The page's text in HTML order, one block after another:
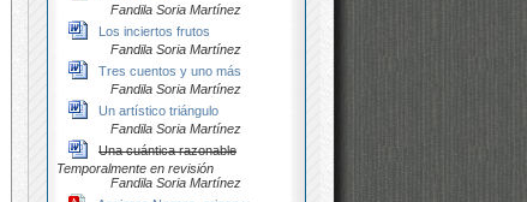
Fandila Soria Martínez
Los inciertos frutos
Fandila Soria Martínez
Tres cuentos y uno más
Fandila Soria Martínez
Un artístico triángulo
Fandila Soria Martínez
Una cuántica razonable
Temporalmente en revisión
Fandila Soria Martínez